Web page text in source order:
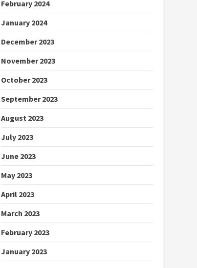
February 2024
January 2024
December 2023
November 2023
October 2023
September 2023
August 2023
July 2023
June 2023
May 2023
April 2023
March 2023
February 2023
January 2023